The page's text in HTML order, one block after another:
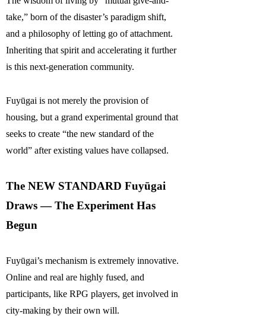
take,” born of the disaster’s paradigm shift,
and a philosophy of letting go of attachment.
Inheriting that spirit and accelerating it further
is this next-generation community.
Fuyūgai is not merely the provision of
housing, but a grand experimental ground that
seeks to create “the new standard of the
world” after existing values have collapsed.
The NEW STANDARD Fuyūgai
Draws — The Experiment Has
Begun
Fuyūgai’s mechanism is extremely innovative.
Online and real are highly fused, and
participants, like RPG players, get involved in
city-making by their own will.